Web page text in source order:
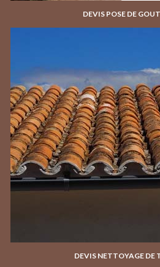
DEVIS POSE DE
DEVIS NETTOYAGE DE